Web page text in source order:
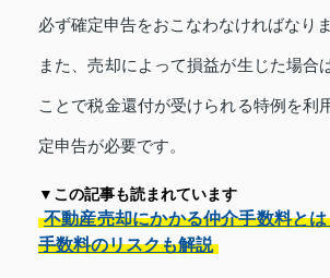
必ず確定申告をおこなわなければなりま
また、売却によって損益が生じた場合
ことで税金還付が受けられる特例を利
定申告が必要です。
▼この記事も読まれています
不動産売却にかかる仲介手数料と
手数料のリスクも解説